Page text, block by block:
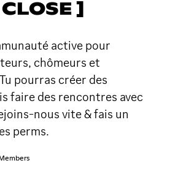
]
active pour
chômeurs et
pourras créer des
faire des rencontres avec
nous vite & fais un
perms.